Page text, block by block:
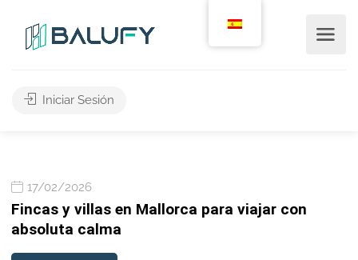
Iniciar Sesión
17/02/2026
Fincas y villas en Mallorca para viajar con
absoluta calma